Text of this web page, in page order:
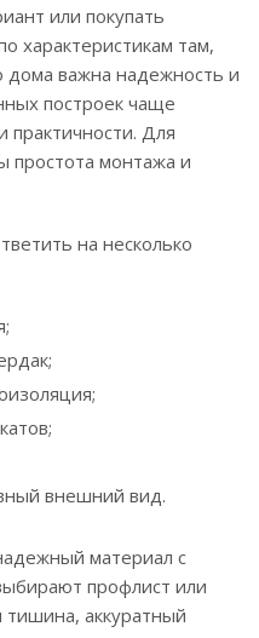
или покупать
характеристикам там,
дома важна надежность и
построек чаще
практичности. Для
простота монтажа и
на несколько
внешний вид.
материал с
профлист или
аккуратный